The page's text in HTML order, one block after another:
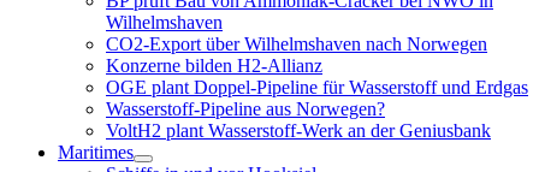
Wilhelmshaven
CO2-Export über Wilhelmshaven nach Norwegen
Konzerne bilden H2-Allianz
OGE plant Doppel-Pipeline für Wasserstoff und Erdgas
Wasserstoff-Pipeline aus Norwegen?
VoltH2 plant Wasserstoff-Werk an der Geniusbank
Maritimes
Menü